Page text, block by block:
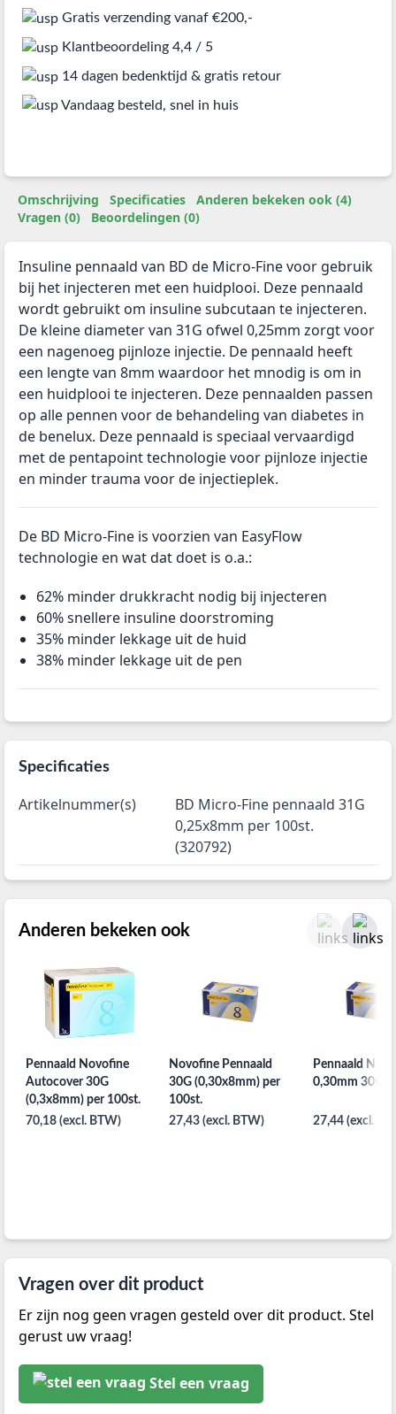
Gratis verzending vanaf €200,-
Klantbeoordeling 4,4 / 5
14 dagen bedenktijd & gratis retour
Vandaag besteld, snel in huis
Omschrijving Specificaties
Anderen bekeken ook (4)
Vragen (0)
Beoordelingen (0)
Insuline pennaald van BD de Micro-Fine voor gebruik
bij het injecteren met een huidplooi. Deze pennaald
wordt gebruikt om insuline subcutaan te injecteren.
De kleine diameter van 31G ofwel 0,25mm zorgt voor
een nagenoeg pijnloze injectie. De pennaald heeft
een lengte van 8mm waardoor het mnodig is om in
een huidplooi te injecteren. Deze pennaalden passen
op alle pennen voor de behandeling van diabetes in
de benelux. Deze pennaald is speciaal vervaardigd
met de pentapoint technologie voor pijnloze injectie
en minder trauma voor de injectieplek.
De BD Micro-Fine is voorzien van EasyFlow
technologie en wat dat doet is o.a.:
62% minder drukkracht nodig bij injecteren
60% snellere insuline doorstroming
35% minder lekkage uit de huid
38% minder lekkage uit de pen
Specificaties
Artikelnummer(s)
BD Micro-Fine pennaald 31G
0,25x8mm per 100st.
(320792)
Anderen bekeken ook
Pennaald Novofine
Autocover 30G
(0,3x8mm) per 100st.
70,18 (excl. BTW)
Novofine Pennaald
30G (0,30x8mm) per
100st.
27,43 (excl. BTW)
Pennaald
0,30mm 30G
27,44 (excl.
Vragen over dit product
Er zijn nog geen vragen gesteld over dit product. Stel
gerust uw vraag!
Stel een vraag